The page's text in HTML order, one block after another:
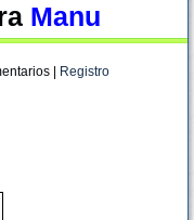
Manu
| Registro